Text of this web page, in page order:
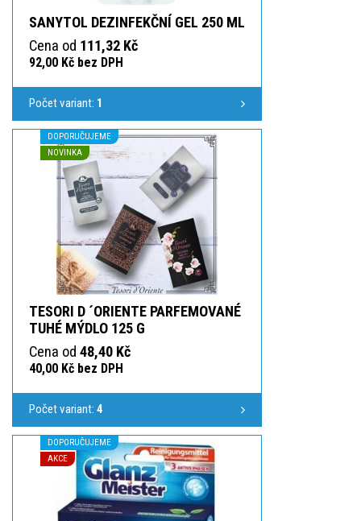
SANYTOL DEZINFEKČNÍ GEL 250 ML
Cena od 111,32 Kč
92,00 Kč bez DPH
Počet variant: 1
DOPORUČUJEME
NOVINKA
TESORI D ´ORIENTE PARFEMOVANÉ
TUHÉ MÝDLO 125 G
Cena od 48,40 Kč
40,00 Kč bez DPH
Počet variant: 4
DOPORUČUJEME
AKCE